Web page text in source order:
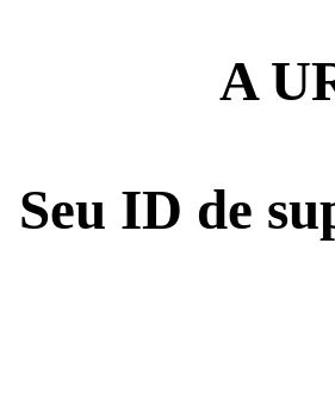
A
Seu ID de